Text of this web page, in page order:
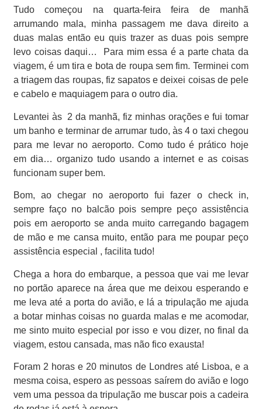
Tudo começou na quarta-feira feira de manhã
arrumando mala, minha passagem me dava direito a
duas malas então eu quis trazer as duas pois sempre
levo coisas daqui…
Para mim essa é a parte chata da
viagem, é um tira e bota de roupa sem fim. Terminei com
a triagem das roupas, fiz sapatos e deixei coisas de pele
e cabelo e maquiagem para o outro dia.
Levantei às 2 da manhã, fiz minhas orações e fui tomar
um banho e terminar de arrumar tudo, às 4 o taxi chegou
para me levar no aeroporto. Como tudo é prático hoje
em dia… organizo tudo usando a internet e as coisas
funcionam super bem.
Bom, ao chegar no aeroporto fui fazer o check in,
sempre faço no balcão pois sempre peço assistência
pois em aeroporto se anda muito carregando bagagem
de mão e me cansa muito, então para me poupar peço
assistência especial , facilita tudo!
Chega a hora do embarque, a pessoa que vai me levar
no portão aparece na área que me deixou esperando e
me leva até a porta do avião, e lá a tripulação me ajuda
a botar minhas coisas no guarda malas e me acomodar,
me sinto muito especial por isso e vou dizer, no final da
viagem, estou cansada, mas não fico exausta!
Foram 2 horas e 20 minutos de Londres até Lisboa, e a
mesma coisa, espero as pessoas saírem do avião e logo
vem uma pessoa da tripulação me buscar pois a cadeira